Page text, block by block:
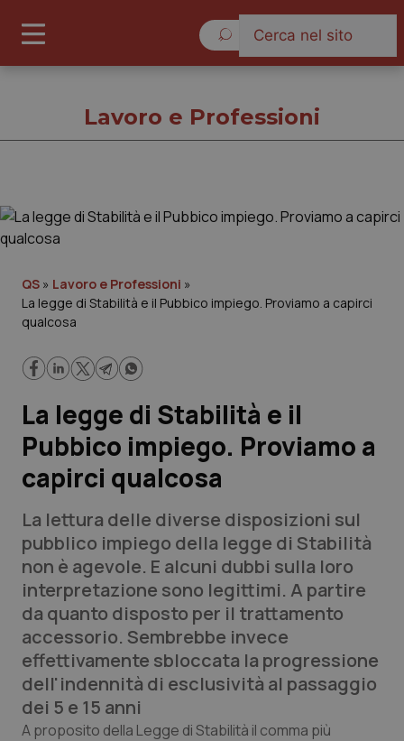
Governo e Parlamento
Regioni e Asl
Lavoro e Professioni
Scienza e Farmaci
Studi e Analisi
Lettere al direttore
Edizioni Regionali
QS Pro
Professionisti Sanitari.AI
Abruzzo
QS Pro Gold
Lavoro e Professioni
QS » Lavoro e Professioni »
La legge di Stabilità e il Pubbico impiego. Proviamo a capirci
qualcosa
La legge di Stabilità e il
Pubbico impiego. Proviamo a
capirci qualcosa
La lettura delle diverse disposizioni sul
pubblico impiego della legge di Stabilità
non è agevole. E alcuni dubbi sulla loro
interpretazione sono legittimi. A partire
da quanto disposto per il trattamento
accessorio. Sembrebbe invece
effettivamente sbloccata la progressione
dell'indennità di esclusività al passaggio
dei 5 e 15 anni
A proposito della Legge di Stabilità il comma più